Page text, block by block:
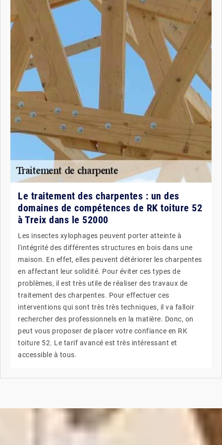
Le traitement des charpentes : un des
domaines de compétences de RK toiture 52
à Treix dans le 52000
Les insectes xylophages peuvent porter atteinte à
l'intégrité des différentes structures en bois dans une
maison. En effet, elles peuvent détériorer les charpentes
en affectant leur solidité. Pour éviter ces types de
problèmes, il est très utile de réaliser des travaux de
traitement des charpentes. Pour effectuer ces
interventions qui sont très très techniques, il va falloir
rechercher des professionnels en la matière. Donc, on
peut vous proposer de placer votre confiance en RK
toiture 52. Le tarif avancé est très intéressant et
accessible à tous.